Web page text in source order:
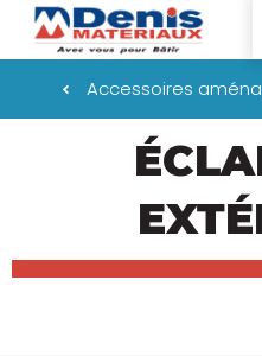
Accessoires